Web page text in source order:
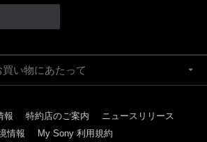
い物にあたって
報 特約店のご案内
ニュースリリース
情報
My Sony 利用規約